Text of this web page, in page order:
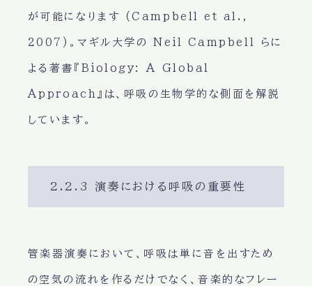
が可能になります (Campbell et al.,
2007)。マギル大学の Neil Campbell らに
よる著書『Biology: A Global
Approach』は、呼吸の生物学的な側面を解説
しています。
2.2.3 演奏における呼吸の重要性
管楽器演奏において、呼吸は単に音を出すため
の空気の流れを作るだけでなく、音楽的なフレー